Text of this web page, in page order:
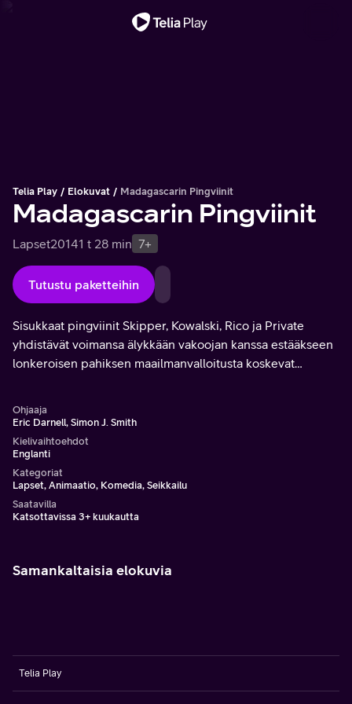
Telia Play Elokuvat Madagascarin Pingviinit
Madagascarin Pingviinit
Lapset20141 t 28 min 7+
Tutustu paketteihin
Sisukkaat pingviinit Skipper, Kowalski, Rico ja Private
yhdistävät voimansa älykkään vakoojan kanssa estääkseen
lonkeroisen pahiksen maailmanvalloitusta koskevat
Ohjaaja
Eric Darnell, Simon J. Smith
Kielivaihtoehdot
Englanti
Kategoriat
Lapset, Animaatio, Komedia, Seikkailu
Saatavilla
Katsottavissa 3+ kuukautta
Samankaltaisia elokuvia
Telia Play